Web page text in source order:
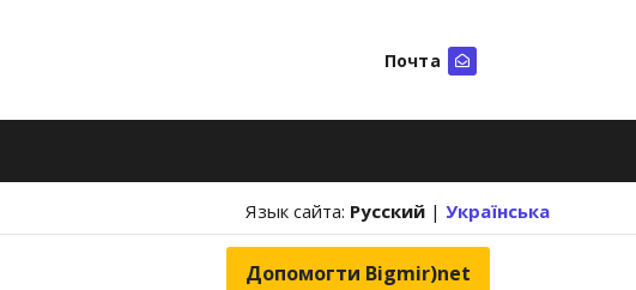
Почта
Язык сайта: Русский | Українська
Допомогти Bigmir)net